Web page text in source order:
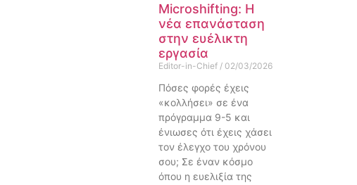
Microshifting: Η
νέα επανάσταση
στην ευέλικτη
εργασία
Editor-in-Chief 02/03/2026
Πόσες φορές έχεις
«κολλήσει» σε ένα
πρόγραμμα 9-5 και
ένιωσες ότι έχεις χάσει
τον έλεγχο του χρόνου
σου; Σε έναν κόσμο
όπου η ευελιξία της